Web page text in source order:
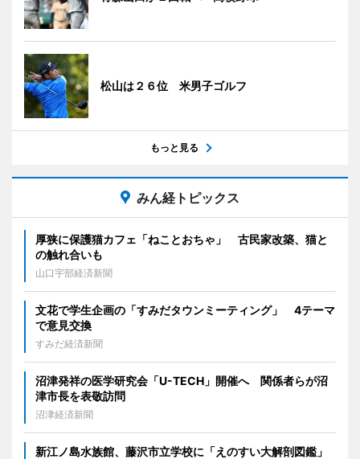
松山は２６位 米男子ゴルフ
もっと見る
みん経トピックス
厚狭に保護猫カフェ「ねことおちゃ」 古民家改築、猫と
の触れ合いも
山口宇部経済新聞
文花で学生企画の「すみだタウンミーティング」 4テーマ
で意見交換
すみだ経済新聞
沼津発祥の医学研究会「U-TECH」開催へ 関係者らが沼
津市長を表敬訪問
沼津経済新聞
新江ノ島水族館、藤沢市立学校に「えのすい大解剖図鑑」